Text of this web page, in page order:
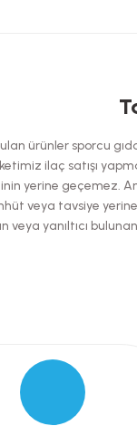
ürünler sporcu
ilaç satışı
yerine geçemez.
veya tavsiye
veya yanıltıcı